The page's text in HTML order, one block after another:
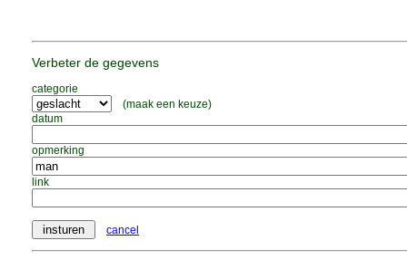
Verbeter de gegevens
categorie
(maak een keuze)
datum
opmerking
link
cancel